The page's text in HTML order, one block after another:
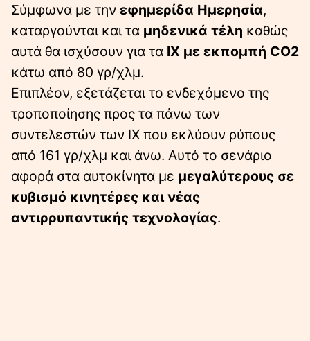
Σύμφωνα με την εφημερίδα Ημερησία,
καταργούνται και τα μηδενικά τέλη καθώς
αυτά θα ισχύσουν για τα ΙΧ με εκπομπή CO2
κάτω από 80 γρ/χλμ.
Επιπλέον, εξετάζεται το ενδεχόμενο της
τροποποίησης προς τα πάνω των
συντελεστών των ΙΧ που εκλύουν ρύπους
από 161 γρ/χλμ και άνω. Αυτό το σενάριο
αφορά στα αυτοκίνητα με μεγαλύτερους σε
κυβισμό κινητέρες και νέας
αντιρρυπαντικής τεχνολογίας.